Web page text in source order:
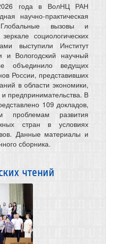
года в ВолНЦ РАН
научно-практическая
вызовы и
социологических
выступили Институт
и Вологодский научный
объединило ведущих
России, представивших
в области экономики,
предпринимательства. В
109 докладов,
проблемам развития
стран в условиях
Данные материалы и
сборника.
чтений